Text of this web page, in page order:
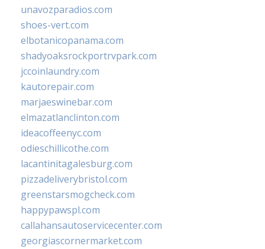
unavozparadios.com
shoes-vert.com
elbotanicopanama.com
shadyoaksrockportrvpark.com
jccoinlaundry.com
kautorepair.com
marjaeswinebar.com
elmazatlanclinton.com
ideacoffeenyc.com
odieschillicothe.com
lacantinitagalesburg.com
pizzadeliverybristol.com
greenstarsmogcheck.com
happypawspl.com
callahansautoservicecenter.com
georgiascornermarket.com